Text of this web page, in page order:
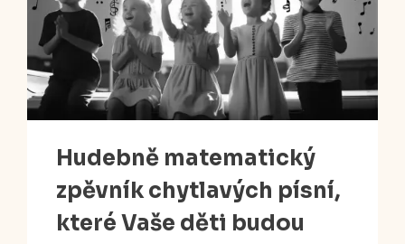
Hudebně matematický
zpěvník chytlavých písní,
které Vaše děti budou